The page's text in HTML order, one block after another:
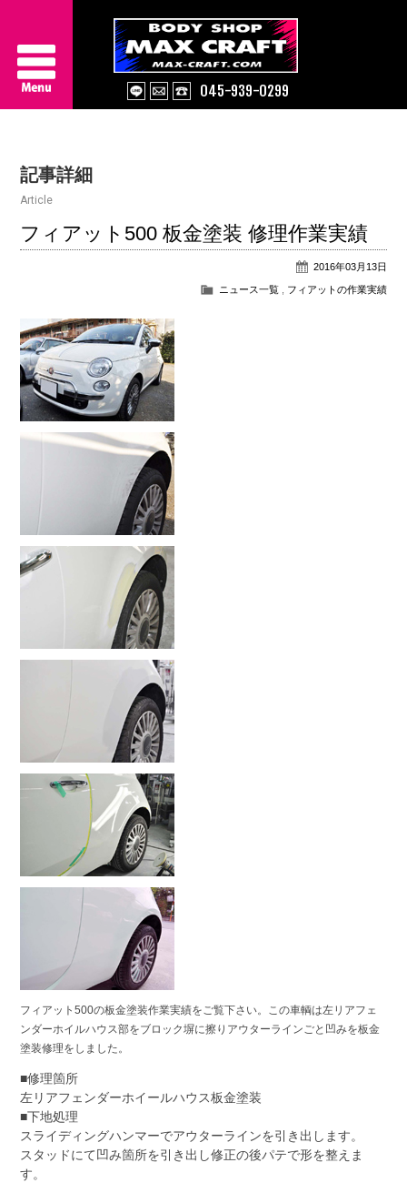
045-939-0299
About Us
Works
Contact/Access
記事詳細
Article
フィアット500 板金塗装 修理作業実績
2016年03月13日
ニュース一覧, フィアットの作業実績
フィアット500の板金塗装作業実績をご覧下さい。この車輌は左リアフェ
ンダーホイルハウス部をブロック塀に擦りアウターラインごと凹みを板金
塗装修理をしました。
■修理箇所
左リアフェンダーホイールハウス板金塗装
■下地処理
スライディングハンマーでアウターラインを引き出します。
スタッドにて凹み箇所を引き出し修正の後パテで形を整えま
す。